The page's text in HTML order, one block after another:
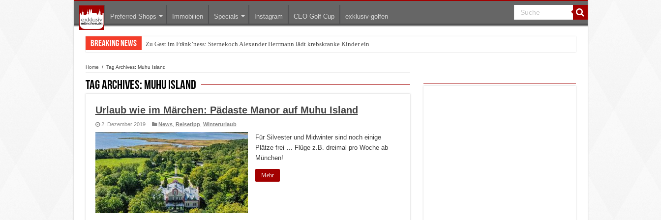
Preferred Shops Immobilien Specials Instagram CEO Golf Cup exklusiv-golfen
Breaking News Zu Gast im Fränk’ness: Sternekoch Alexander Herrmann lädt krebskranke Kinder ein
Home / Tag Archives: Muhu Island
Tag Archives: Muhu Island
Urlaub wie im Märchen: Pädaste Manor auf Muhu Island
2. Dezember 2019 News, Reisetipp, Winterurlaub
Für Silvester und Midwinter sind noch einige
Plätze frei … Flüge z.B. dreimal pro Woche ab
München!
Mehr